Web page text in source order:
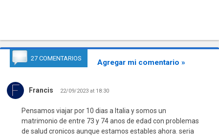
27 COMENTARIOS Agregar mi comentario »
Francis 22/09/2023 at 18:30
Pensamos viajar por 10 dias a Italia y somos un
matrimonio de entre 73 y 74 anos de edad con problemas
de salud cronicos aunque estamos estables ahora. seria